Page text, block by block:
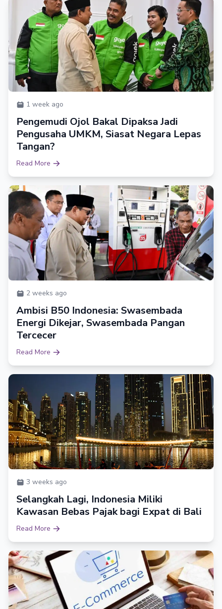
1 week ago
Pengemudi Ojol Bakal Dipaksa Jadi
Pengusaha UMKM, Siasat Negara Lepas
Tangan?
Read More
2 weeks ago
Ambisi B50 Indonesia: Swasembada
Energi Dikejar, Swasembada Pangan
Tercecer
Read More
3 weeks ago
Selangkah Lagi, Indonesia Miliki
Kawasan Bebas Pajak bagi Expat di Bali
Read More